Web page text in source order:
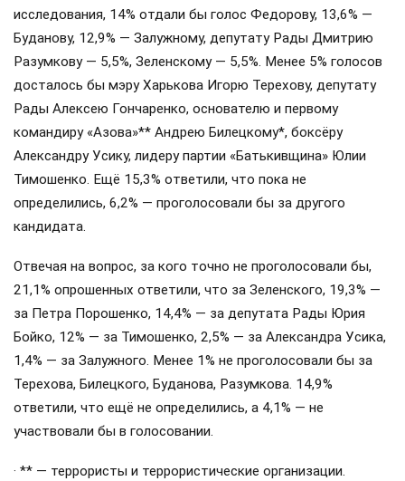
исследования, 14% отдали бы голос Федорову, 13,6% —
Буданову, 12,9% — Залужному, депутату Рады Дмитрию
Разумкову — 5,5%, Зеленскому — 5,5%. Менее 5% голосов
досталось бы мэру Харькова Игорю Терехову, депутату
Рады Алексею Гончаренко, основателю и первому
командиру «Азова»** Андрею Билецкому*, боксёру
Александру Усику, лидеру партии «Батькивщина» Юлии
Тимошенко. Ещё 15,3% ответили, что пока не
определились, 6,2% — проголосовали бы за другого
кандидата.
Отвечая на вопрос, за кого точно не проголосовали бы,
21,1% опрошенных ответили, что за Зеленского, 19,3% —
за Петра Порошенко, 14,4% — за депутата Рады Юрия
Бойко, 12% — за Тимошенко, 2,5% — за Александра Усика,
1,4% — за Залужного. Менее 1% не проголосовали бы за
Терехова, Билецкого, Буданова, Разумкова. 14,9%
ответили, что ещё не определились, а 4,1% — не
участвовали бы в голосовании.
· ** — террористы и террористические организации.